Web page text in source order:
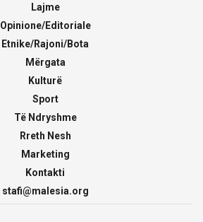
Lajme
Opinione/Editoriale
Etnike/Rajoni/Bota
Mërgata
Kulturë
Sport
Të Ndryshme
Rreth Nesh
Marketing
Kontakti
stafi@malesia.org